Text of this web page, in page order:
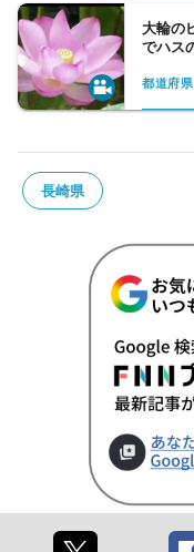
大輪の
でハス
都道府県
長崎県